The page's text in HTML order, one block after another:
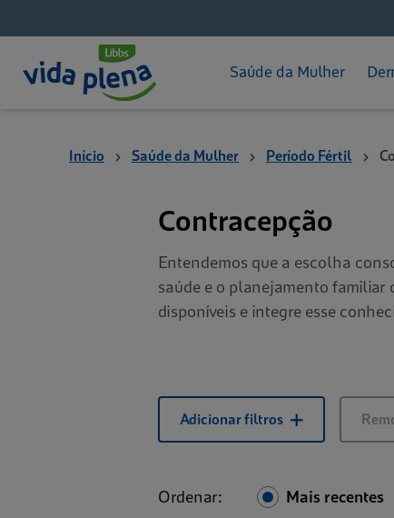
Saúde da Mulher
Início Saúde da Mulher Período Fértil
Contracepção
Entendemos que a escolha
saúde e o planejamento familiar
disponíveis e integre esse
Adicionar filtros
Ordenar: Mais recentes